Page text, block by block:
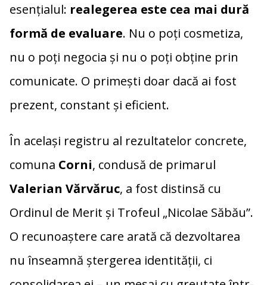
esențialul: realegerea este cea mai dură
formă de evaluare. Nu o poți cosmetiza,
nu o poți negocia și nu o poți obține prin
comunicate. O primești doar dacă ai fost
prezent, constant și eficient.
În același registru al rezultatelor concrete,
comuna Corni, condusă de primarul
Valerian Vărvăruc, a fost distinsă cu
Ordinul de Merit și Trofeul „Nicolae Săbău”.
O recunoaștere care arată că dezvoltarea
nu înseamnă ștergerea identității, ci